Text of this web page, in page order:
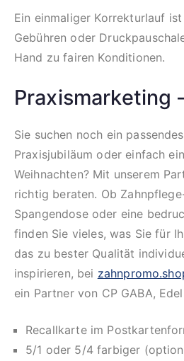
Ein einmaliger Korrekturlauf
Gebühren oder
Hand zu fairen Konditionen.
Praxismarketing
Sie suchen noch ein
Praxisjubiläum oder einfach
Weihnachten? Mit unserem
richtig beraten. Ob
Spangendose oder eine
finden Sie vieles, was Sie für
das zu bester Qualität
inspirieren, bei
ein Partner von CP GABA,
Recallkarte im
5/1 oder 5/4 farbiger